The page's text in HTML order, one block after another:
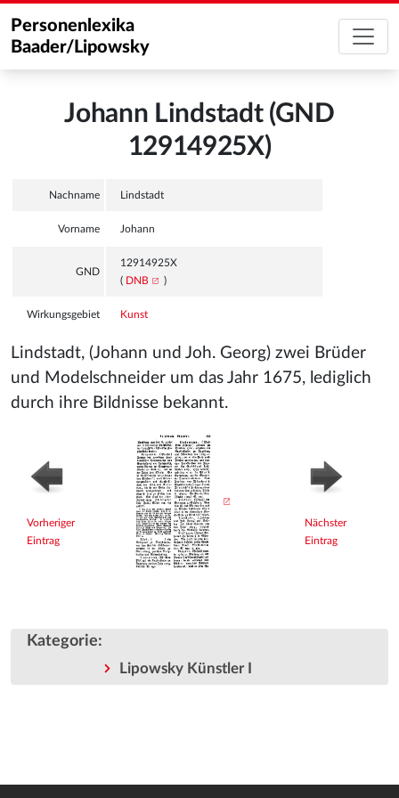
Personenlexika
Baader/Lipowsky
Johann Lindstadt (GND
12914925X)
Nachname Lindstadt
Vorname Johann
GND
12914925X
( DNB )
Wirkungsgebiet Kunst
Lindstadt, (Johann und Joh. Georg) zwei Brüder
und Modelschneider um das Jahr 1675, lediglich
durch ihre Bildnisse bekannt.
Vorheriger
Eintrag
Nächster
Eintrag
Kategorie:
Lipowsky Künstler I